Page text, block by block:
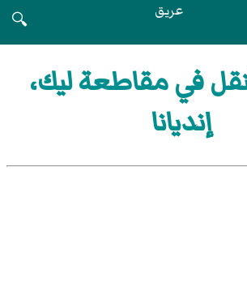
عريق
🔍
في مقاطعة ليك،
إنديانا